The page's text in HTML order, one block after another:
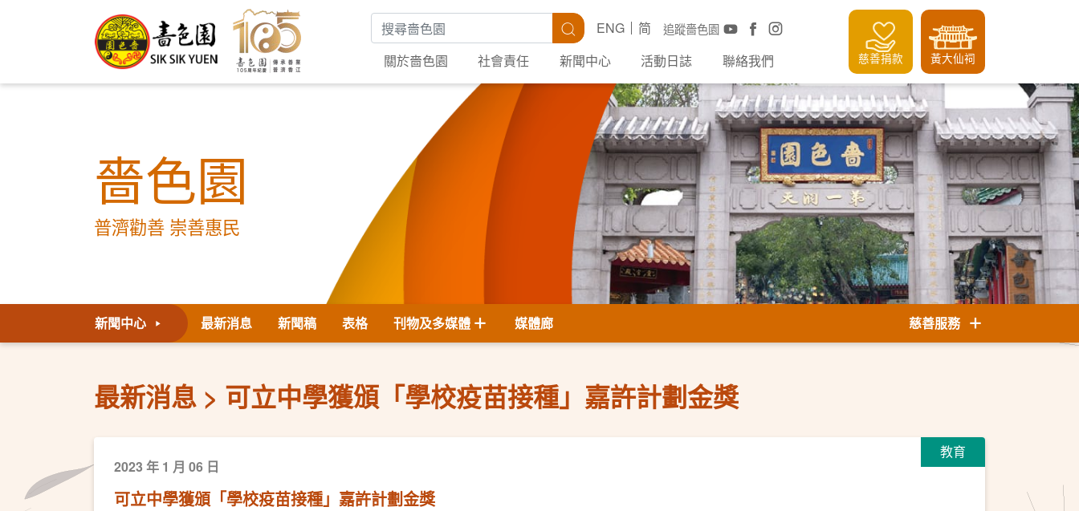
搜尋關鍵字 搜尋 追蹤嗇色園
ENG
简
關於嗇色園
社會責任 新聞中心 活動日誌 聯絡我們 慈善捐款 黃大仙祠
嗇色園
普濟勸善 崇善惠民
新聞中心 最新消息 新聞稿 表格 刊物及多媒體 媒體廊 慈善服務
最新消息 可立中學獲頒「學校疫苗接種」嘉許計劃金獎
教育
2023 年 1 月 06 日
可立中學獲頒「學校疫苗接種」嘉許計劃金獎